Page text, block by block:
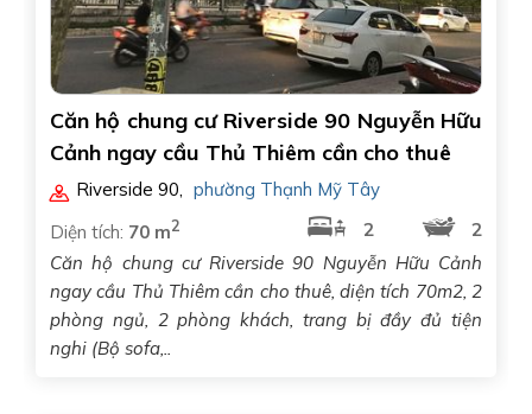
Căn hộ chung cư Riverside 90 Nguyễn Hữu
Cảnh ngay cầu Thủ Thiêm cần cho thuê
Riverside 90, phường Thạnh Mỹ Tây
Diện tích: 70 m2 2
2
Căn hộ chung cư Riverside 90 Nguyễn Hữu Cảnh
ngay cầu Thủ Thiêm cần cho thuê, diện tích 70m2, 2
phòng ngủ, 2 phòng khách, trang bị đầy đủ tiện
nghi (Bộ sofa,..